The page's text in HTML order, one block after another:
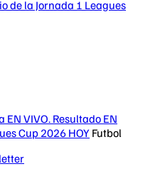
de la Jornada 1 Leagues
EN VIVO. Resultado EN
Cup 2026 HOY Futbol